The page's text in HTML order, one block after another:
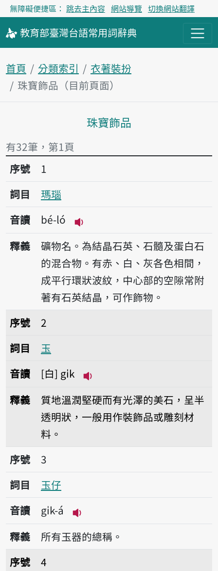
無障礙便捷區： 跳去主內容 網站導覽 切換網站翻譯
教育部臺灣台語常用詞辭典
首頁 分類索引
衣著裝扮
珠寶飾品（目前頁面）
主內容區塊
珠寶飾品
有32筆，第1頁
序號1瑪瑙
序號
1
詞目
瑪瑙
音讀
bé-ló
播放音讀bé-ló
釋義
礦物名。為結晶石英、石髓及蛋白石
的混合物。有赤、白、灰各色相間，
成平行環狀波紋，中心部的空隙常附
著有石英結晶，可作飾物。
序號2玉
序號
2
詞目
玉
音讀
白 gi̍k
釋義
質地溫潤堅硬而有光澤的美石，呈半
透明狀，一般用作裝飾品或雕刻材
料。
序號3玉仔
序號
3
詞目
玉仔
音讀
gi̍k-á
播放音讀gi̍k-á
釋義
所有玉器的總稱。
序號4玉
序號
4